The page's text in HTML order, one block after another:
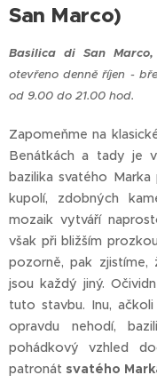
San Marco)
Basilica di San Marco,
otevřeno denně říjen -
od 9.00 do 21.00 hod.
Zapomeňme na
Benátkách a tady je
bazilika svatého
kupolí, zdobných
mozaik vytváří
však při bližším
pozorně, pak zjistíme,
jsou každý jiný.
tuto stavbu. Inu,
opravdu nehodí,
pohádkový vzhled
patronát svatého